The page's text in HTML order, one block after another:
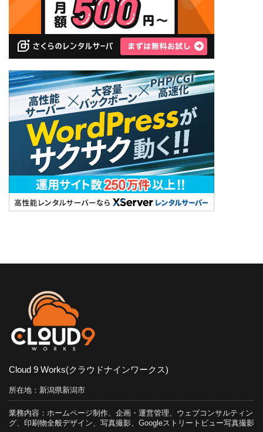
Cloud 9 Works(クラウドナインワークス)
所在地：新潟県新潟市
業務内容：ホームページ制作、企画・運営管理、ウェブコンサルティン
グ、印刷物全般デザイン、写真撮影、Googleストリートビュー写真撮影